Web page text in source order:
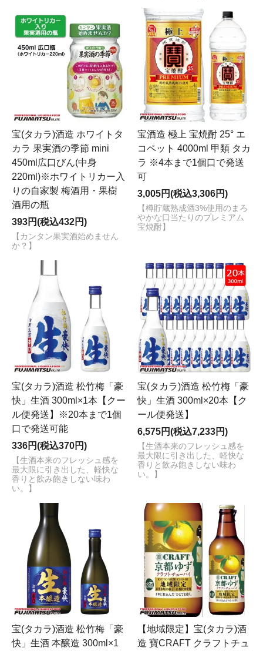
宝(タカラ)酒造 ホワイトタ
カラ 果実酒の季節 mini
450ml広口びん(中身
220ml)※ホワイトリカー入
りの自家製 梅酒用・果樹
酒用の瓶
393円(税込432円)
【カンタン果実酒始めません
か？】
宝酒造 極上 宝焼酎 25° エ
コペット 4000ml 甲類 タカ
ラ ※4本まで1個口で発送
可
3,005円(税込3,306円)
【樽貯蔵熟成酒3%使用のまろ
やかな口当たりのプレミアム
宝焼酎】
宝(タカラ)酒造 松竹梅「豪
快」生酒 300ml×1本【クー
ル便発送】※20本まで1個
口で発送可能
336円(税込370円)
【生酒本来のフレッシュ感を
最大限に引き出した、軽快な
香りと飲み飽きしない味わ
い。】
宝(タカラ)酒造 松竹梅「豪
快」生酒 300ml×20本【ク
ール便発送】
6,575円(税込7,233円)
【生酒本来のフレッシュ感を
最大限に引き出した、軽快な
香りと飲み飽きしない味わ
い。】
宝(タカラ)酒造 松竹梅「豪
快」生酒 本醸造 300ml×1
【地域限定】宝(タカラ)酒
造 寶CRAFT クラフトチュ